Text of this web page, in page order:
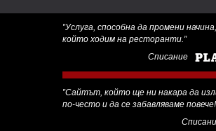
‟Услуга, способна да промени
който ходим на ресторанти.”
Списание
‟Сайтът, който ще ни накара да
по-често и да се забавляваме